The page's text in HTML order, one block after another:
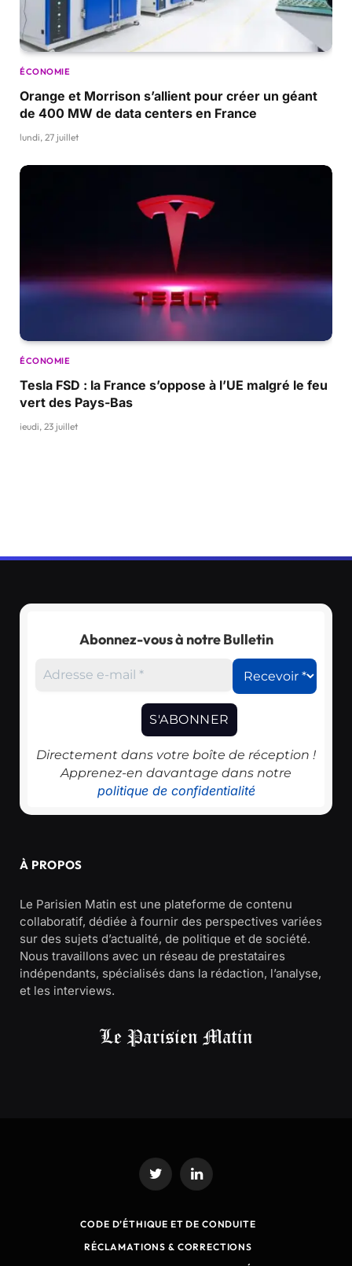
ÉCONOMIE
Orange et Morrison s’allient pour créer un géant
de 400 MW de data centers en France
lundi, 27 juillet
ÉCONOMIE
Tesla FSD : la France s’oppose à l’UE malgré le feu
vert des Pays-Bas
jeudi, 23 juillet
Abonnez-vous à notre Bulletin
Directement dans votre boîte de réception !
Apprenez-en davantage dans notre
politique de confidentialité
À PROPOS
Le Parisien Matin est une plateforme de contenu
collaboratif, dédiée à fournir des perspectives variées
sur des sujets d’actualité, de politique et de société.
Nous travaillons avec un réseau de prestataires
indépendants, spécialisés dans la rédaction, l’analyse,
et les interviews.
Twitter LinkedIn
CODE D’ÉTHIQUE ET DE CONDUITE
RÉCLAMATIONS & CORRECTIONS